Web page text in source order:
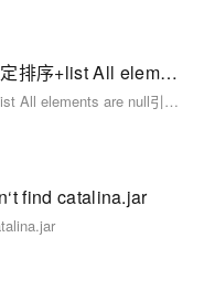
Java【问题记录 02】对象封装+固定排序+list All elements are null引起的异常处理+Missing artifact com.sun:tools:jar:1.8.0
Java【问题记录 02】对象封装+固定排序+list All elements are null引起的异常处理+Missing artifact com.sun:tools:jar:1.8.0
find catalina.jar